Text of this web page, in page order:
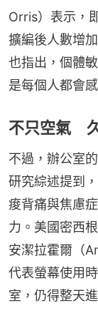
Orris）表示，
擴編後人數增
也指出，個體
是每個人都會
不只空氣
不過，辦公室
研究綜述提到
痠背痛與焦慮
力。美國密西
安潔拉霍爾（
代表螢幕使用
室，仍得整天